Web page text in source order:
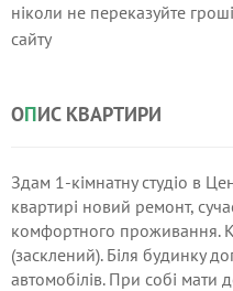
ніколи не переказуйте
сайту
ОПИС КВАРТИРИ
Здам 1-кімнатну студіо в
квартирі новий ремонт,
комфортного проживання.
(засклений). Біля будинку
автомобілів. При собі мати